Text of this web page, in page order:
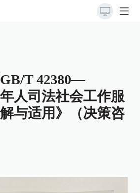
T 42380—
人司法社会工作服
与适用》（决策咨